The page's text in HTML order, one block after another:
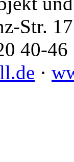
Str.
40-46
·